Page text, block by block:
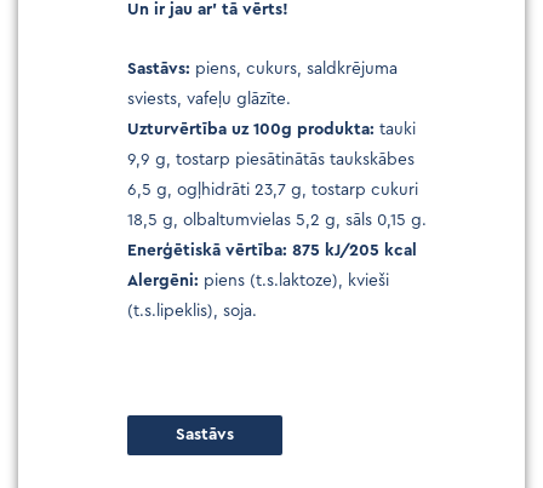
Un ir jau ar’ tā vērts!
Sastāvs: piens, cukurs, saldkrējuma
sviests, vafeļu glāzīte.
Uzturvērtība uz 100g produkta: tauki
9,9 g, tostarp piesātinātās taukskābes
6,5 g, ogļhidrāti 23,7 g, tostarp cukuri
18,5 g, olbaltumvielas 5,2 g, sāls 0,15 g.
Enerģētiskā vērtība: 875 kJ/205 kcal
Alergēni: piens (t.s.laktoze), kvieši
(t.s.lipeklis), soja.
Sastāvs